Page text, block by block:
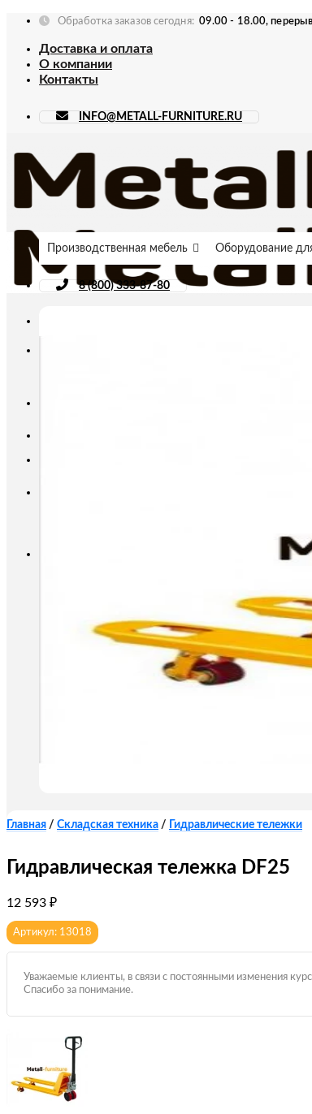
Skip
content
Обработка заказов сегодня: 09.00 - 18.00,
Доставка и оплата
О компании
Контакты
INFO@METALL-FURNITURE.RU
Производственная мебель Оборудование
8 (800) 333-87-80
Главная / Складская техника / Гидравлические тележки
Гидравлическая тележка DF25
12 593 ₽
Артикул: 13018
Уважаемые клиенты, в связи с постоянными изменения
Спасибо за понимание.